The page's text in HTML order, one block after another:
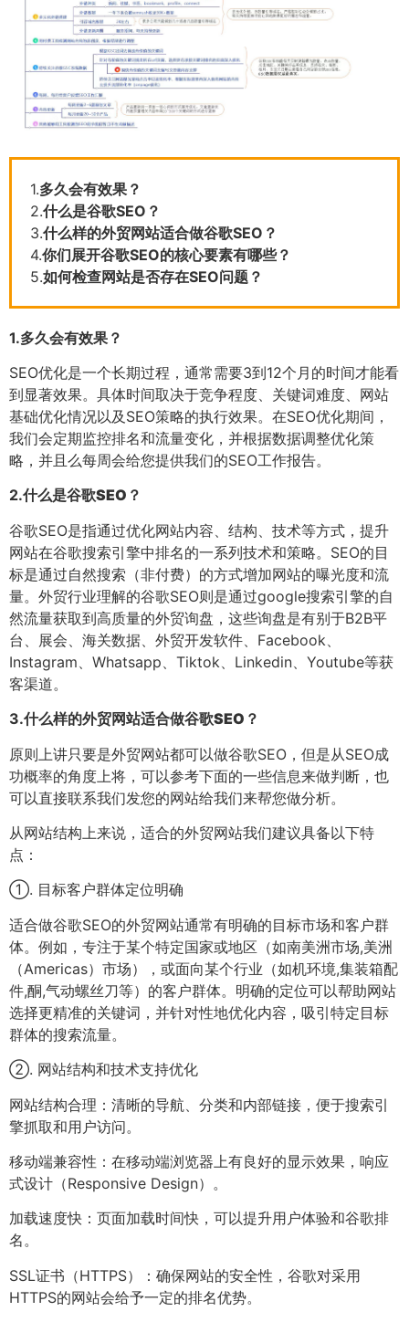
1.多久会有效果？
2.什么是谷歌SEO？
3.什么样的外贸网站适合做谷歌SEO？
4.你们展开谷歌SEO的核心要素有哪些？
5.如何检查网站是否存在SEO问题？
1.多久会有效果？
SEO优化是一个长期过程，通常需要3到12个月的时间才能看
到显著效果。具体时间取决于竞争程度、关键词难度、网站
基础优化情况以及SEO策略的执行效果。在SEO优化期间，
我们会定期监控排名和流量变化，并根据数据调整优化策
略，并且么每周会给您提供我们的SEO工作报告。
2.什么是谷歌SEO？
谷歌SEO是指通过优化网站内容、结构、技术等方式，提升
网站在谷歌搜索引擎中排名的一系列技术和策略。SEO的目
标是通过自然搜索（非付费）的方式增加网站的曝光度和流
量。外贸行业理解的谷歌SEO则是通过google搜索引擎的自
然流量获取到高质量的外贸询盘，这些询盘是有别于B2B平
台、展会、海关数据、外贸开发软件、Facebook、
Instagram、Whatsapp、Tiktok、Linkedin、Youtube等获
客渠道。
3.什么样的外贸网站适合做谷歌SEO？
原则上讲只要是外贸网站都可以做谷歌SEO，但是从SEO成
功概率的角度上将，可以参考下面的一些信息来做判断，也
可以直接联系我们发您的网站给我们来帮您做分析。
从网站结构上来说，适合的外贸网站我们建议具备以下特
点：
①. 目标客户群体定位明确
适合做谷歌SEO的外贸网站通常有明确的目标市场和客户群
体。例如，专注于某个特定国家或地区（如南美洲市场,美洲
（Americas）市场），或面向某个行业（如机环境,集装箱配
件,酮,气动螺丝刀等）的客户群体。明确的定位可以帮助网站
选择更精准的关键词，并针对性地优化内容，吸引特定目标
群体的搜索流量。
②. 网站结构和技术支持优化
网站结构合理：清晰的导航、分类和内部链接，便于搜索引
擎抓取和用户访问。
移动端兼容性：在移动端浏览器上有良好的显示效果，响应
式设计（Responsive Design）。
加载速度快：页面加载时间快，可以提升用户体验和谷歌排
名。
SSL证书（HTTPS）：确保网站的安全性，谷歌对采用
HTTPS的网站会给予一定的排名优势。